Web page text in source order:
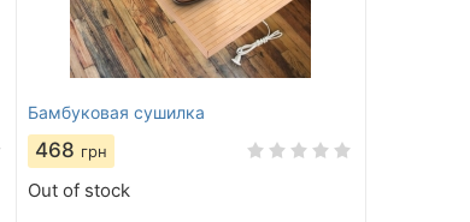
Бамбуковая сушилка
468 грн
Out of stock